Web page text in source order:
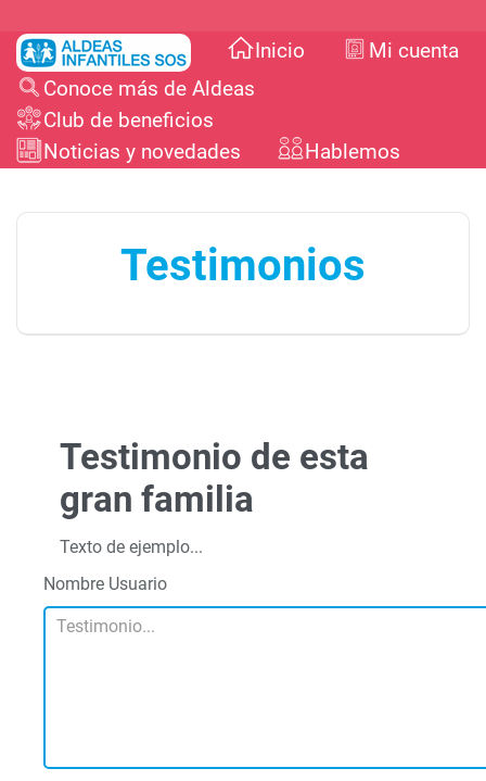
Inicio
Mi cuenta
Conoce más de Aldeas
Club de beneficios
Noticias y novedades
Hablemos
Testimonios
Testimonio de esta
gran familia
Texto de ejemplo...
Nombre Usuario